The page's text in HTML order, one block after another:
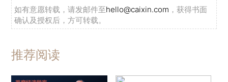
如有意愿转载，请发邮件至hello@caixin.com ，获得书面
确认及授权后，方可转载。
推荐阅读